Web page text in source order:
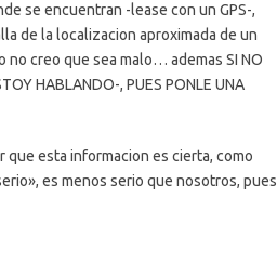
se encuentran -lease con un GPS-,
de la localizacion aproximada de un
creo que sea malo… ademas SI NO
HABLANDO-, PUES PONLE UNA
que esta informacion es cierta, como
es menos serio que nosotros, pues